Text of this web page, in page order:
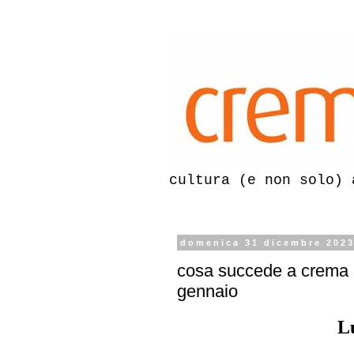
cultura (e non solo)
domenica 31 dicembre
cosa succede a
gennaio